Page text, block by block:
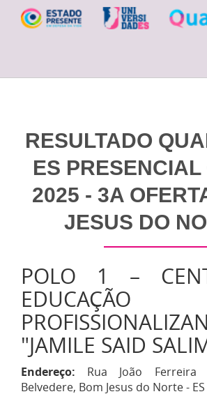
RESULTADO
ES
2025 - 3A
JESUS DO
POLO 1 –
EDUCAÇÃO
"JAMILE SAID
Endereço:
Rua João
Belvedere, Bom Jesus do Norte - ES